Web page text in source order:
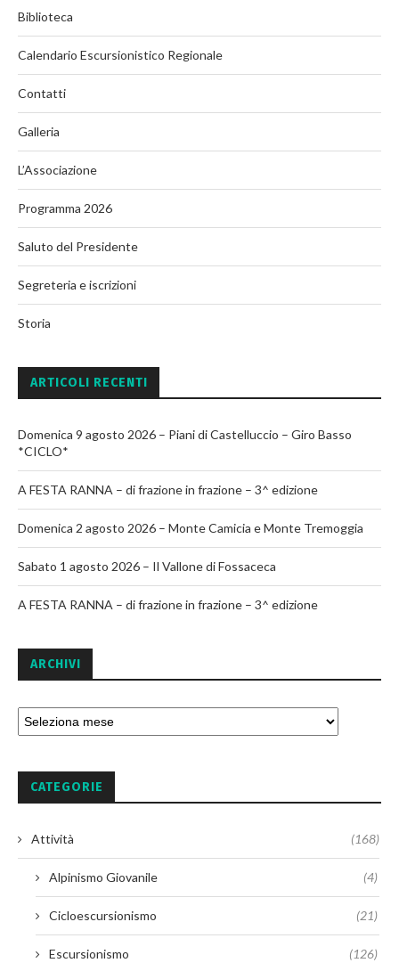
Biblioteca
Calendario Escursionistico Regionale
Contatti
Galleria
L’Associazione
Programma 2026
Saluto del Presidente
Segreteria e iscrizioni
Storia
ARTICOLI RECENTI
Domenica 9 agosto 2026 – Piani di Castelluccio – Giro Basso
*CICLO*
A FESTA RANNA – di frazione in frazione – 3^ edizione
Domenica 2 agosto 2026 – Monte Camicia e Monte Tremoggia
Sabato 1 agosto 2026 – Il Vallone di Fossaceca
A FESTA RANNA – di frazione in frazione – 3^ edizione
ARCHIVI
CATEGORIE
Attività (168)
Alpinismo Giovanile (4)
Cicloescursionismo (21)
Escursionismo (126)